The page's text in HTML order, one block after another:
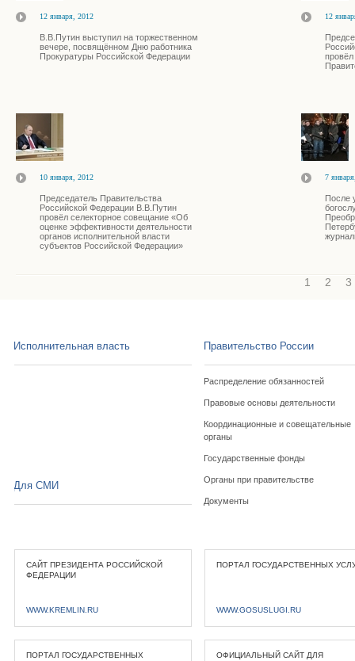
12 января, 2012
В.В.Путин выступил на торжественном
вечере, посвящённом Дню работника
Прокуратуры Российской Федерации
12
10 января, 2012
Председатель Правительства
Российской Федерации В.В.Путин
провёл селекторное совещание «Об
оценке эффективности деятельности
органов исполнительной власти
субъектов Российской Федерации»
7
После
1 2 3
Исполнительная власть Правительство России
Распределение обязанностей
Правовые основы деятельности
Координационные и совещательные
органы
Государственные фонды
Органы при правительстве
Документы
Для СМИ
САЙТ ПРЕЗИДЕНТА РОССИЙСКОЙ
ФЕДЕРАЦИИ
WWW.KREMLIN.RU
ПОРТАЛ ГОСУДАРСТВЕННЫХ
WWW.GOSUSLUGI.RU
ПОРТАЛ ГОСУДАРСТВЕННЫХ
ОФИЦИАЛЬНЫЙ САЙТ ДЛЯ